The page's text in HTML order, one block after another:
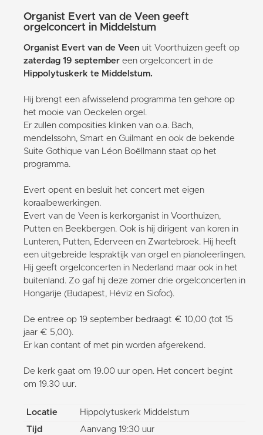
Organist Evert van de Veen geeft
orgelconcert in Middelstum
Organist Evert van de Veen uit Voorthuizen geeft op
zaterdag 19 september een orgelconcert in de
Hippolytuskerk te Middelstum.
Hij brengt een afwisselend programma ten gehore op
het mooie van Oeckelen orgel.
Er zullen composities klinken van o.a. Bach,
mendelssohn, Smart en Guilmant en ook de bekende
Suite Gothique van Léon Boëllmann staat op het
programma.
Evert opent en besluit het concert met eigen
koraalbewerkingen.
Evert van de Veen is kerkorganist in Voorthuizen,
Putten en Beekbergen. Ook is hij dirigent van koren in
Lunteren, Putten, Ederveen en Zwartebroek. Hij heeft
een uitgebreide lespraktijk van orgel en pianoleerlingen.
Hij geeft orgelconcerten in Nederland maar ook in het
buitenland. Zo gaf hij deze zomer drie orgelconcerten in
Hongarije (Budapest, Héviz en Siofoc).
De entree op 19 september bedraagt € 10,00 (tot 15
jaar € 5,00).
Er kan contant of met pin worden afgerekend.
De kerk gaat om 19.00 uur open. Het concert begint
om 19.30 uur.
Locatie
Hippolytuskerk Middelstum
Tijd
Aanvang 19:30 uur